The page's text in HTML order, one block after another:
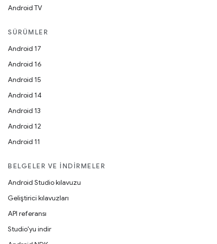
Android TV
SÜRÜMLER
Android 17
Android 16
Android 15
Android 14
Android 13
Android 12
Android 11
BELGELER VE İNDIRMELER
Android Studio kılavuzu
Geliştirici kılavuzları
API referansı
Studio'yu indir